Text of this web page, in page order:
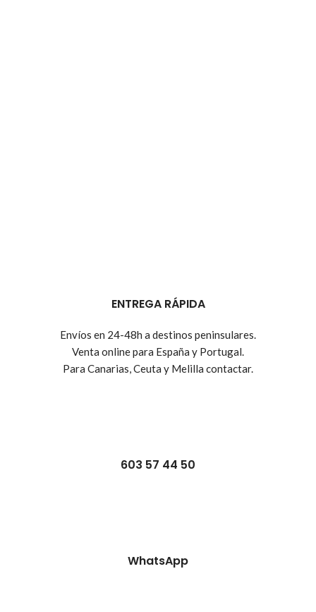
ENTREGA RÁPIDA
Envíos en 24-48h a destinos peninsulares.
Venta online para España y Portugal.
Para Canarias, Ceuta y Melilla contactar.
603 57 44 50
WhatsApp